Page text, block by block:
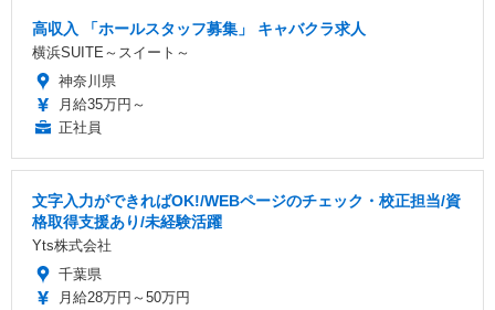
高収入 「ホールスタッフ募集」 キャバクラ求人
横浜SUITE～スイート～
神奈川県
月給35万円～
正社員
文字入力ができればOK!/WEBページのチェック・校正担当/資
格取得支援あり/未経験活躍
Yts株式会社
千葉県
月給28万円～50万円